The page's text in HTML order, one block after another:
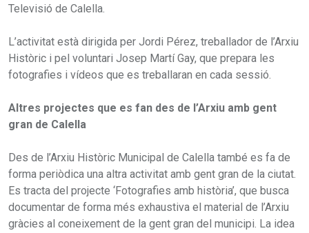
Televisió de Calella.
L’activitat està dirigida per Jordi Pérez, treballador de l’Arxiu
Històric i pel voluntari Josep Martí Gay, que prepara les
fotografies i vídeos que es treballaran en cada sessió.
Altres projectes que es fan des de l’Arxiu amb gent
gran de Calella
Des de l’Arxiu Històric Municipal de Calella també es fa de
forma periòdica una altra activitat amb gent gran de la ciutat.
Es tracta del projecte ‘Fotografies amb història’, que busca
documentar de forma més exhaustiva el material de l’Arxiu
gràcies al coneixement de la gent gran del municipi. La idea